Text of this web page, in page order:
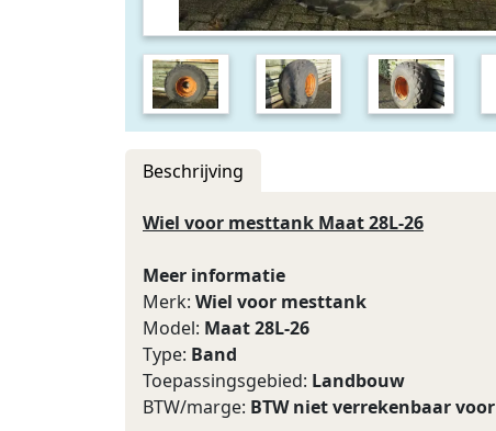
Beschrijving
Wiel voor mesttank Maat 28L-26
Meer informatie
Merk: Wiel voor mesttank
Model: Maat 28L-26
Type: Band
Toepassingsgebied: Landbouw
BTW/marge: BTW niet verrekenbaar